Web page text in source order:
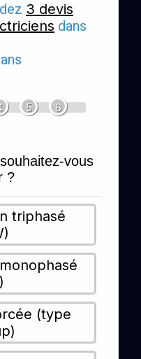
3 devis
dans
5 6
vous
?
triphasé
(type